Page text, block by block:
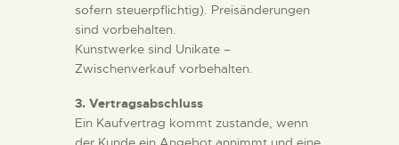
sofern steuerpflichtig). Preisänderungen
sind vorbehalten.
Kunstwerke sind Unikate –
Zwischenverkauf vorbehalten.
3. Vertragsabschluss
Ein Kaufvertrag kommt zustande, wenn